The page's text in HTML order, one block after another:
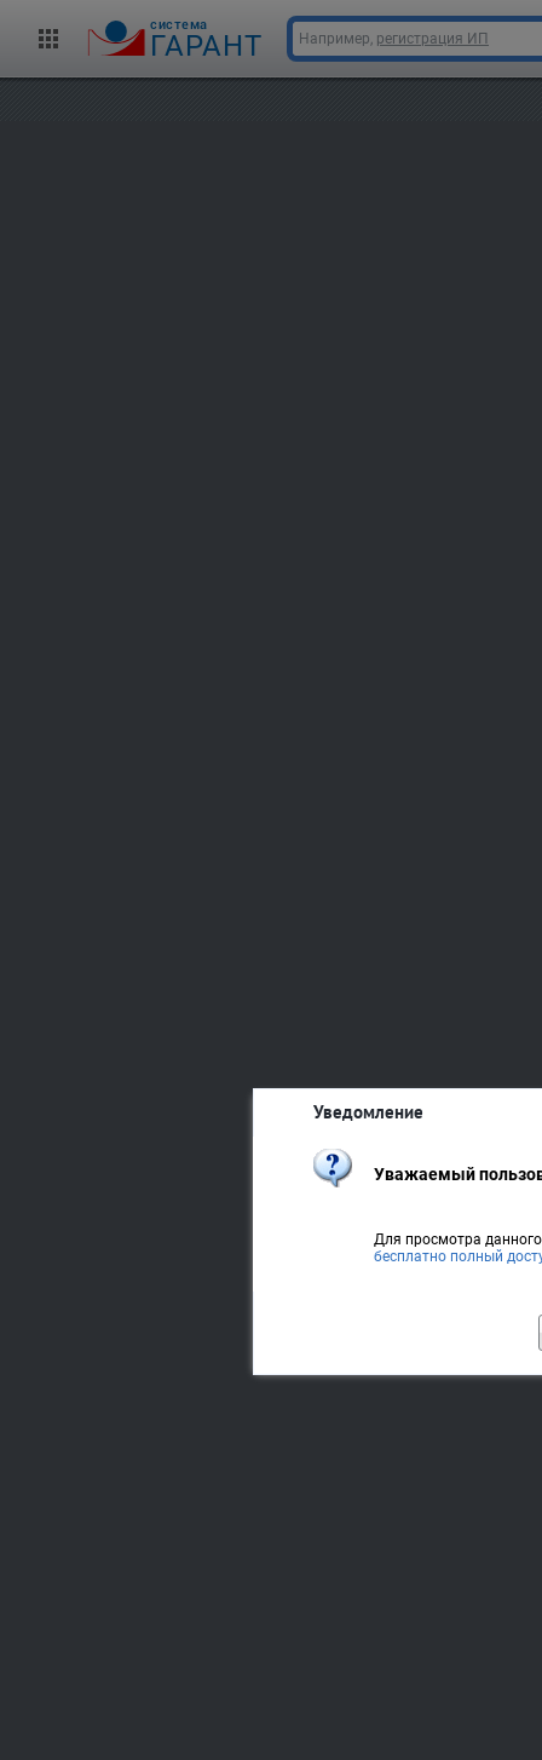
cистема
ГАРАНТ Например, регистрация ИП
Уведомление
Уважаемый
Для просмотра
бесплатно полный